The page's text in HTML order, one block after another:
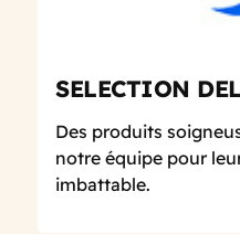
SELECTION
Des produits
notre équipe pour
imbattable.